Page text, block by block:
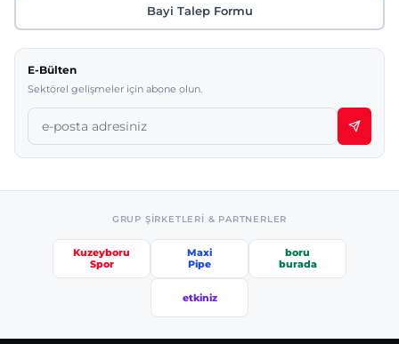
Bayi Talep Formu
E-Bülten
Sektörel gelişmeler için abone olun.
GRUP ŞIRKETLERI & PARTNERLER
Kuzeyboru
Spor
Maxi
Pipe
boru
burada
etkiniz